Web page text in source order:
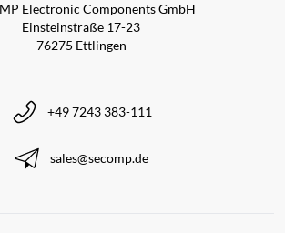
Electronic Components GmbH
Einsteinstraße 17-23
76275 Ettlingen
+49 7243 383-111
sales@secomp.de